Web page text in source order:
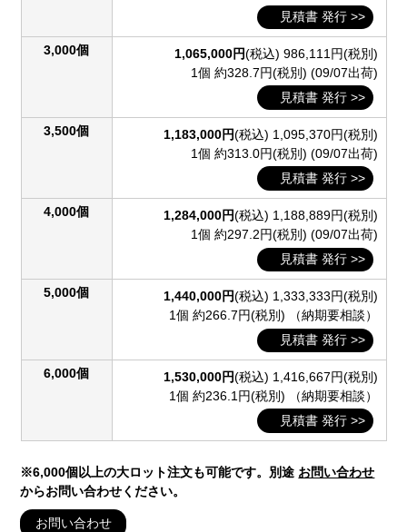
見積書 発行 >>
3,000個 1,065,000円(税込) 986,111円(税別)
1個 約328.7円(税別) (09/07出荷)
見積書 発行 >>
3,500個 1,183,000円(税込) 1,095,370円(税別)
1個 約313.0円(税別) (09/07出荷)
見積書 発行 >>
4,000個 1,284,000円(税込) 1,188,889円(税別)
1個 約297.2円(税別) (09/07出荷)
見積書 発行 >>
5,000個 1,440,000円(税込) 1,333,333円(税別)
1個 約266.7円(税別) （納期要相談）
見積書 発行 >>
6,000個 1,530,000円(税込) 1,416,667円(税別)
1個 約236.1円(税別) （納期要相談）
見積書 発行 >>
※6,000個以上の大ロット注文も可能です。別途 お問い合わせ
からお問い合わせください。
お問い合わせ